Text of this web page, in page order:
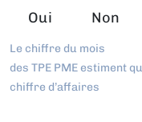
Oui Non
Le chiffre du mois
des TPE PME estiment
chiffre d’affaires